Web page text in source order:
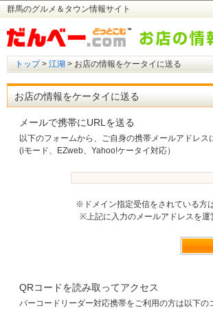
群馬のグルメ＆タウン情報サイト
トップ> 江湖 > お店の情報をケータイに送る
お店の情報をケータイに送る
メールで携帯にURLを送る
以下のフォームから、ご自身の携帯メールアドレ
(iモード、EZweb、Yahoo!ケータイ対応）
※ドメイン指定受信をされている方
※上記に入力のメールアドレスを
QRコードを読み取ってアクセス
バーコードリーダー対応携帯をご利用の方は以下